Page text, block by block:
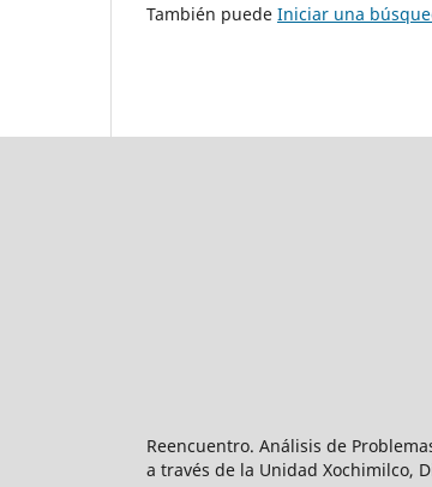
También puede Iniciar una
Reencuentro. Análisis de
a través de la Unidad Xochimilco,